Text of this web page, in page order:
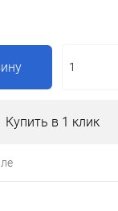
Купить в 1 клик